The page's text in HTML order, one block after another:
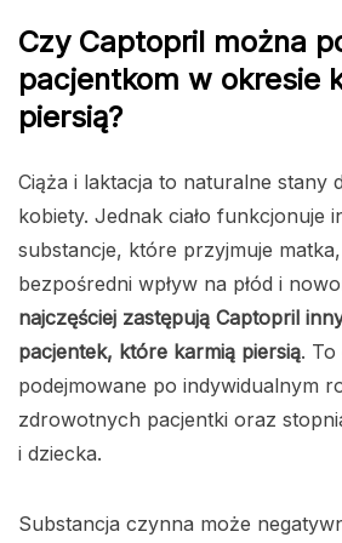
Czy Captopril można
pacjentkom w okresie
piersią?
Ciąża i laktacja to naturalne stany
kobiety. Jednak ciało funkcjonuje
substancje, które przyjmuje
bezpośredni wpływ na płód i
najczęściej zastępują Captopril
pacjentek, które karmią piersią. To
podejmowane po indywidualnym
zdrowotnych pacjentki oraz
i dziecka.
Substancja czynna może